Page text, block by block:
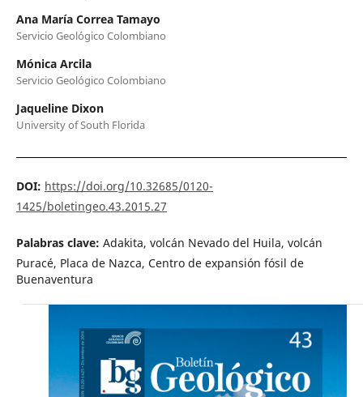
Ana María Correa Tamayo
Servicio Geológico Colombiano
Mónica Arcila
Servicio Geológico Colombiano
Jaqueline Dixon
University of South Florida
DOI: https://doi.org/10.32685/0120-
1425/boletingeo.43.2015.27
Palabras clave: Adakita, volcán Nevado del Huila, volcán
Puracé, Placa de Nazca, Centro de expansión fósil de
Buenaventura